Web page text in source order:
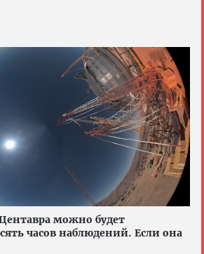
можно будет
часов наблюдений. Если она